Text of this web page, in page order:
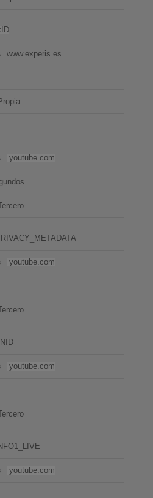
www.experis.es
youtube.com
Tercero
youtube.com
Tercero
youtube.com
Tercero
youtube.com